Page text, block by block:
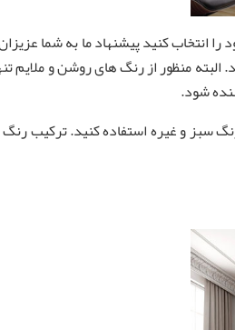
کنید پیشنهاد ما به شما
البته منظور از رنگ های روشن و
شود.
سبز و غیره استفاده کنید.